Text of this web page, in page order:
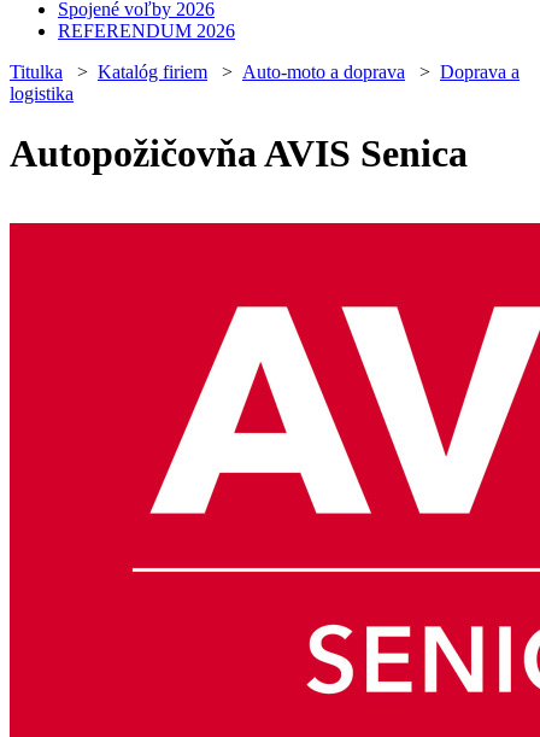
Spojené voľby 2026
REFERENDUM 2026
Titulka > Katalóg firiem > Auto-moto a doprava > Doprava a
logistika
Autopožičovňa AVIS Senica